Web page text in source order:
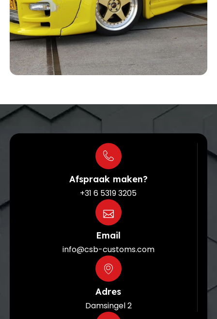
Afspraak maken?
+31 6 5319 3205
Email
info@csb-customs.com
Adres
Damsingel 2